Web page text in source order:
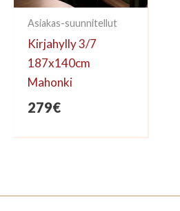
Asiakas-suunnitellut
Kirjahylly 3/7
187x140cm
Mahonki
279€